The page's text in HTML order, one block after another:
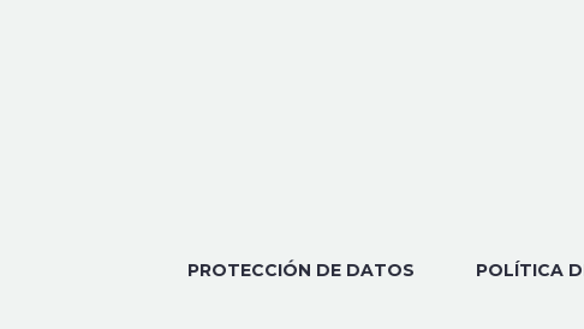
PROTECCIÓN DE DATOS POLÍTICA